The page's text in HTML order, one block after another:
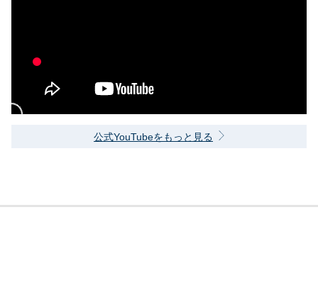
公式YouTubeをもっと見る